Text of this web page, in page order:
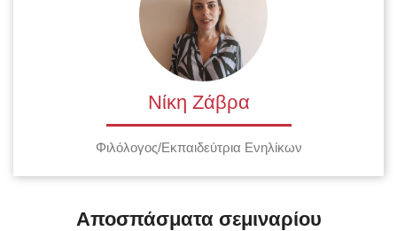
Νίκη Ζάβρα
Φιλόλογος/Εκπαιδεύτρια Ενηλίκων
Αποσπάσματα σεμιναρίου